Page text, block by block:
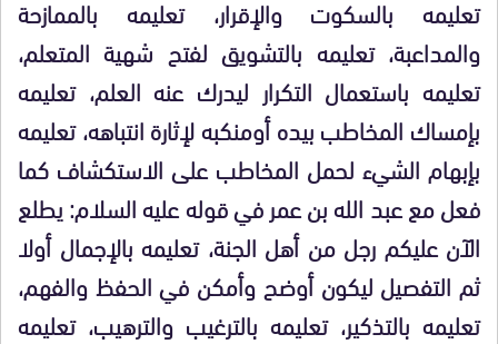
تعليمه بالسكوت والإقرار، تعليمه بالممازحة
والمداعبة، تعليمه بالتشويق لفتح شهية المتعلم،
تعليمه باستعمال التكرار ليدرك عنه العلم، تعليمه
بإمساك المخاطب بيده أومنكبه لإثارة انتباهه، تعليمه
بإبهام الشيء لحمل المخاطب على الاستكشاف كما
فعل مع عبد الله بن عمر في قوله عليه السلام: يطلع
الآن عليكم رجل من أهل الجنة، تعليمه بالإجمال أولا
ثم التفصيل ليكون أوضح وأمكن في الحفظ والفهم،
تعليمه بالتذكير، تعليمه بالترغيب والترهيب، تعليمه